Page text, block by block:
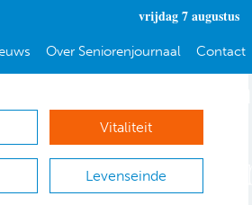
vrijdag 7 augustus
Over Seniorenjournaal Contact
Vitaliteit
Levenseinde